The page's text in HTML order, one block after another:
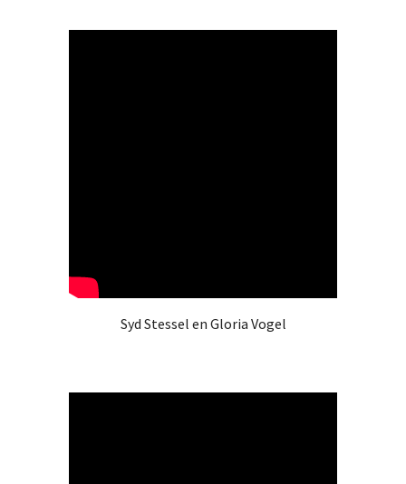
Syd Stessel en Gloria Vogel